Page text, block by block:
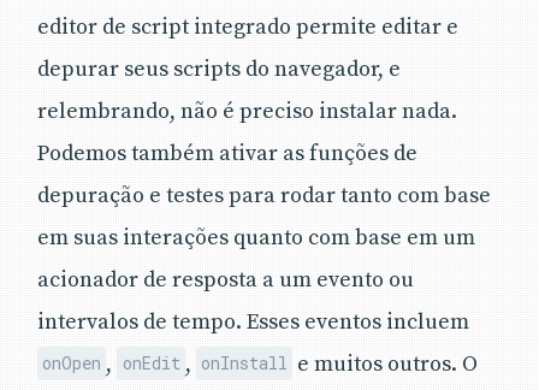
editor de script integrado permite editar e
depurar seus scripts do navegador, e
relembrando, não é preciso instalar nada.
Podemos também ativar as funções de
depuração e testes para rodar tanto com base
em suas interações quanto com base em um
acionador de resposta a um evento ou
intervalos de tempo. Esses eventos incluem
onOpen , onEdit , onInstall e muitos outros. O